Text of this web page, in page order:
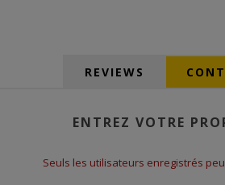
REVIEWS
ENTREZ VOTRE
Seuls les utilisateurs enregistrés